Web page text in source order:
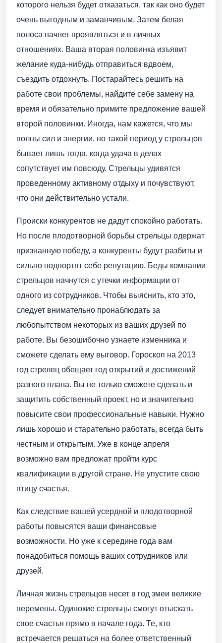
которого нельзя будет отказаться, так как оно будет
очень выгодным и заманчивым. Затем белая
полоса начнет проявляться и в личных
отношениях. Ваша вторая половинка изъявит
желание куда-нибудь отправиться вдвоем,
съездить отдохнуть. Постарайтесь решить на
работе свои проблемы, найдите себе замену на
время и обязательно примите предложение вашей
второй половинки. Иногда, нам кажется, что мы
полны сил и энергии, но такой период у стрельцов
бывает лишь тогда, когда удача в делах
сопутствует им повсюду. Стрельцы удивятся
проведенному активному отдыху и почувствуют,
что они действительно устали.
Происки конкурентов не дадут спокойно работать.
Но после плодотворной борьбы стрельцы одержат
признанную победу, а конкуренты будут разбиты и
сильно подпортят себе репутацию. Беды компании
стрельцов начнутся с утечки информации от
одного из сотрудников. Чтобы выяснить, кто это,
следует внимательно пронаблюдать за
любопытством некоторых из ваших друзей по
работе. Вы безошибочно узнаете изменника и
сможете сделать ему выговор. Гороскоп на 2013
год стрелец обещает год открытий и достижений
разного плана. Вы не только сможете сделать и
защитить собственный проект, но и значительно
повысите свои профессиональные навыки. Нужно
лишь хорошо и старательно работать, всегда быть
честным и открытым. Уже в конце апреля
возможно вам предложат пройти курс
квалификации в другой стране. Не упустите свою
птицу счастья.
Как следствие вашей усердной и плодотворной
работы повысятся ваши финансовые
возможности. Но уже к середине года вам
понадобиться помощь ваших сотрудников или
друзей.
Личная жизнь стрельцов несет в год змеи великие
перемены. Одинокие стрельцы смогут отыскать
свое счастья прямо в начале года. Те, кто
встречается решаться на более ответственный